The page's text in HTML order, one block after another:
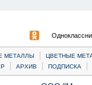
МЕТАЛЛЫ |
ЦВЕТНЫЕ
| АРХИВ | ПОДПИСКА |